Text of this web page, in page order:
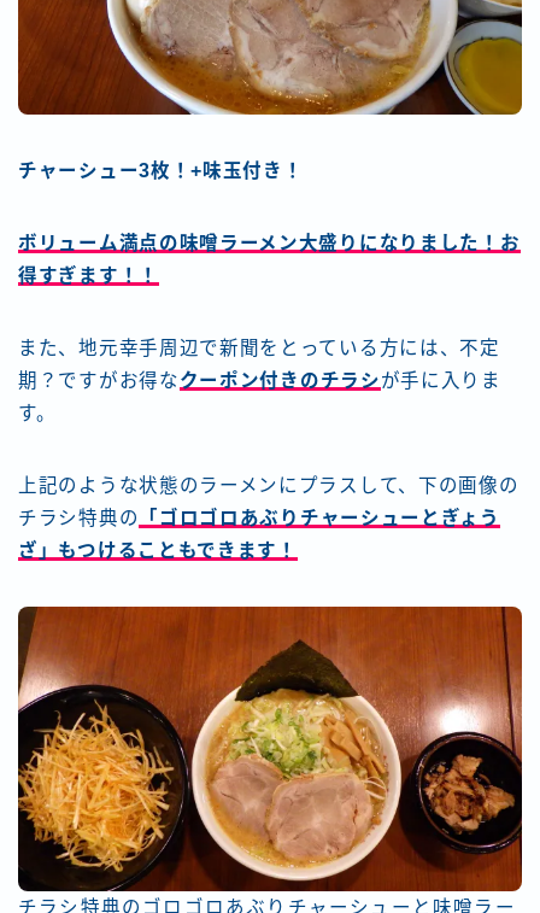
チャーシュー3枚！+味玉付き！
ボリューム満点の味噌ラーメン大盛りになりました！お
得すぎます！！
また、地元幸手周辺で新聞をとっている方には、不定
期？ですがお得なクーポン付きのチラシが手に入りま
す。
上記のような状態のラーメンにプラスして、下の画像の
チラシ特典の
「ゴロゴロあぶりチャーシューとぎょう
ざ」もつけることもできます！
チラシ特典のゴロゴロあぶりチャーシューと味噌ラー